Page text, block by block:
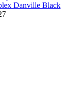
Danville Black